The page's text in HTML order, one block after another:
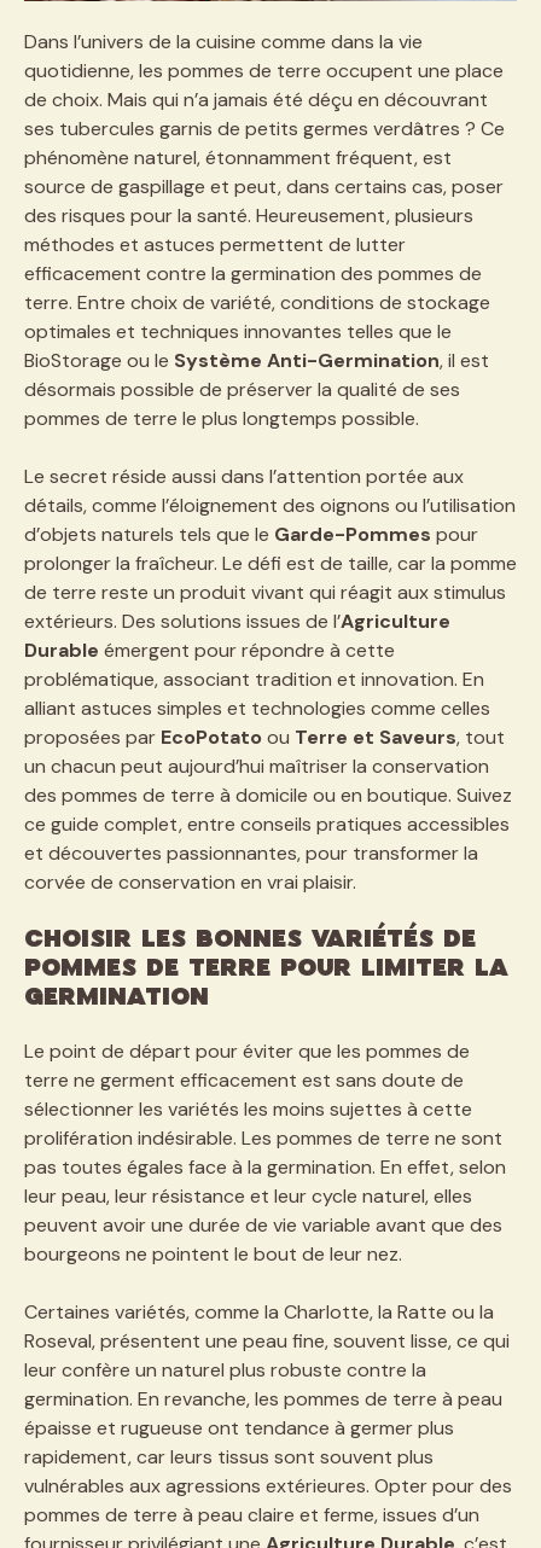
Dans l’univers de la cuisine comme dans la vie
quotidienne, les pommes de terre occupent une place
de choix. Mais qui n’a jamais été déçu en découvrant
ses tubercules garnis de petits germes verdâtres ? Ce
phénomène naturel, étonnamment fréquent, est
source de gaspillage et peut, dans certains cas, poser
des risques pour la santé. Heureusement, plusieurs
méthodes et astuces permettent de lutter
efficacement contre la germination des pommes de
terre. Entre choix de variété, conditions de stockage
optimales et techniques innovantes telles que le
BioStorage ou le Système Anti-Germination, il est
désormais possible de préserver la qualité de ses
pommes de terre le plus longtemps possible.
Le secret réside aussi dans l’attention portée aux
détails, comme l’éloignement des oignons ou l’utilisation
d’objets naturels tels que le Garde-Pommes pour
prolonger la fraîcheur. Le défi est de taille, car la pomme
de terre reste un produit vivant qui réagit aux stimulus
extérieurs. Des solutions issues de l’Agriculture
Durable émergent pour répondre à cette
problématique, associant tradition et innovation. En
alliant astuces simples et technologies comme celles
proposées par EcoPotatoou Terre et Saveurs, tout
un chacun peut aujourd’hui maîtriser la conservation
des pommes de terre à domicile ou en boutique. Suivez
ce guide complet, entre conseils pratiques accessibles
et découvertes passionnantes, pour transformer la
corvée de conservation en vrai plaisir.
Choisir les bonnes variétés de
pommes de terre pour limiter la
germination
Le point de départ pour éviter que les pommes de
terre ne germent efficacement est sans doute de
sélectionner les variétés les moins sujettes à cette
prolifération indésirable. Les pommes de terre ne sont
pas toutes égales face à la germination. En effet, selon
leur peau, leur résistance et leur cycle naturel, elles
peuvent avoir une durée de vie variable avant que des
bourgeons ne pointent le bout de leur nez.
Certaines variétés, comme la Charlotte, la Ratte ou la
Roseval, présentent une peau fine, souvent lisse, ce qui
leur confère un naturel plus robuste contre la
germination. En revanche, les pommes de terre à peau
épaisse et rugueuse ont tendance à germer plus
rapidement, car leurs tissus sont souvent plus
vulnérables aux agressions extérieures. Opter pour des
pommes de terre à peau claire et ferme, issues d’un